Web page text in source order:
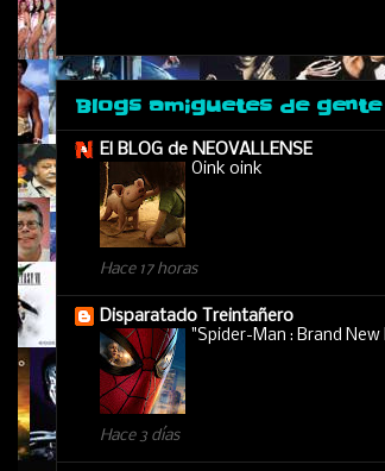
Blogs amiguetes de
El BLOG de NEOVALLENSE
Oink oink
Hace 17 horas
Disparatado Treintañero
"Spider-Man : Brand New
Hace 3 días